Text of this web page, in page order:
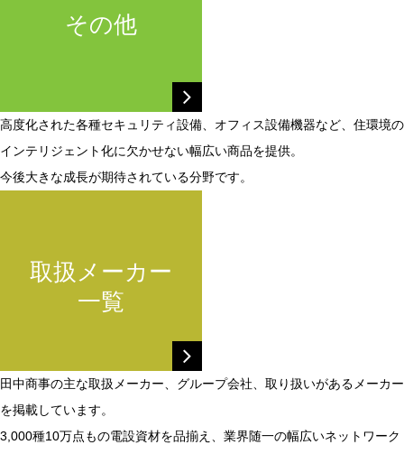
その他
高度化された各種セキュリティ設備、オフィス設備機器など、住環境の
インテリジェント化に欠かせない幅広い商品を提供。
今後大きな成長が期待されている分野です。
取扱メーカー
一覧
田中商事の主な取扱メーカー、グループ会社、取り扱いがあるメーカー
を掲載しています。
3,000種10万点もの電設資材を品揃え、業界随一の幅広いネットワーク